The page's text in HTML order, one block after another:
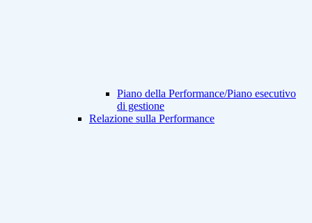
Piano della Performance/Piano esecutivo
di gestione
Relazione sulla Performance